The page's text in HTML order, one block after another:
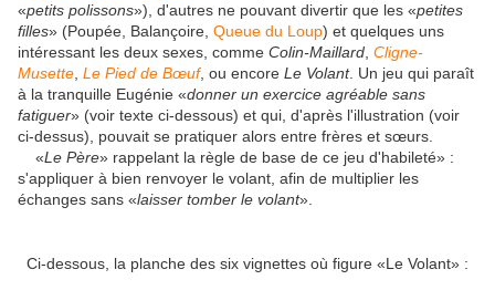
«petits polissons»), d'autres ne pouvant divertir que les «petites
filles» (Poupée, Balançoire, Queue du Loup) et quelques uns
intéressant les deux sexes, comme Colin-Maillard Cligne-
Musette Le Pied de Bœuf, ou encore Le Volant. Un jeu qui paraît
à la tranquille Eugénie «donner un exercice agréable sans
fatiguer» (voir texte ci-dessous) et qui, d'après l'illustration (voir
ci-dessus), pouvait se pratiquer alors entre frères et sœurs.
«Le Père» rappelant la règle de base de ce jeu d'habileté» :
s'appliquer à bien renvoyer le volant, afin de multiplier les
échanges sans «laisser tomber le volant».
Ci-dessous, la planche des six vignettes où figure «Le Volant» :